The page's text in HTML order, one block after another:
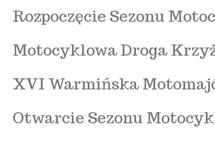
Rozpoczęcie Sezonu
Motocyklowa Droga
XVI Warmińska
Otwarcie Sezonu